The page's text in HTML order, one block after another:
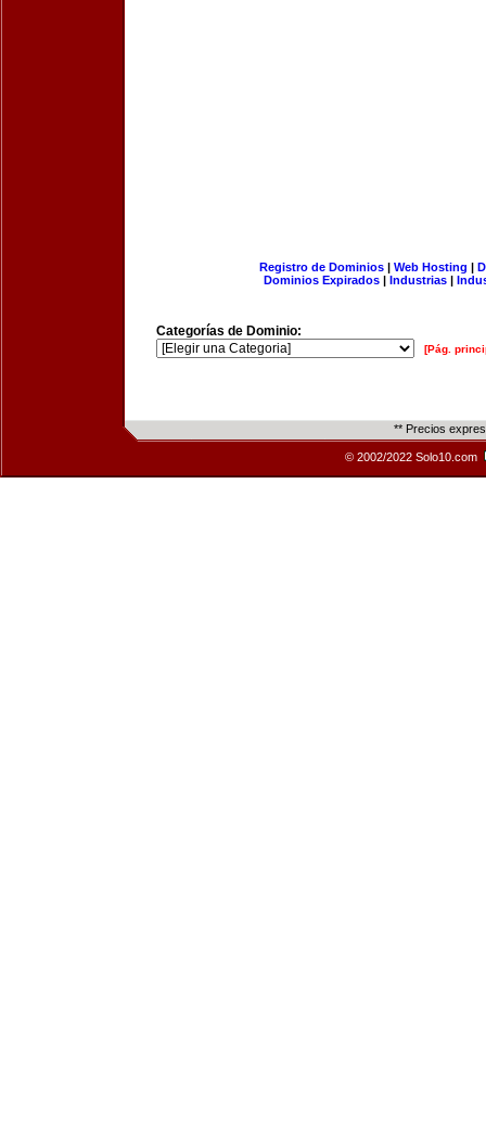
Registro de Dominios| Web Hosting |
Dominios Expirados | Industrias |
Categorías de Dominio:
[Pág.
** Precios
© 2002/2022 Solo10.com